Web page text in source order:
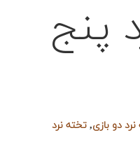
پنج
دو بازی, تخته نرد